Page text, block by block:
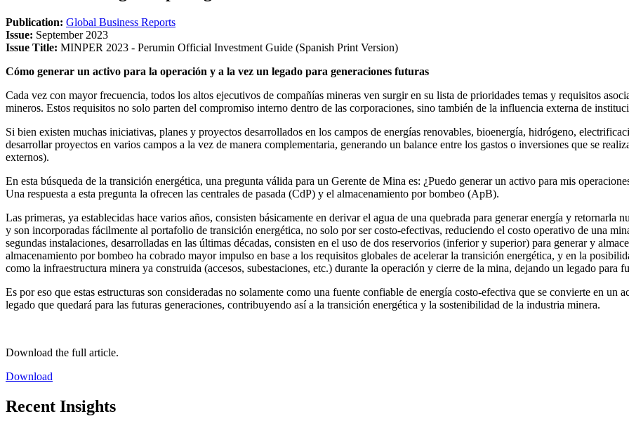
Publication: Global Business Reports
Issue: September 2023
Issue Title: MINPER 2023 - Perumin Official Investment Guide (Spanish Print Version)
Cómo generar un activo para la operación y a la vez un legado para generaciones futuras
Cada vez con mayor frecuencia, todos los altos ejecutivos de compañías mineras ven surgir en su lista de prioridades temas y requisitos
mineros. Estos requisitos no solo parten del compromiso interno dentro de las corporaciones, sino también de la influencia externa de
Si bien existen muchas iniciativas, planes y proyectos desarrollados en los campos de energías renovables, bioenergía, hidrógeno,
desarrollar proyectos en varios campos a la vez de manera complementaria, generando un balance entre los gastos o inversiones que se
externos).
En esta búsqueda de la transición energética, una pregunta válida para un Gerente de Mina es: ¿Puedo generar un activo para mis
Una respuesta a esta pregunta la ofrecen las centrales de pasada (CdP) y el almacenamiento por bombeo (ApB).
Las primeras, ya establecidas hace varios años, consisten básicamente en derivar el agua de una quebrada para generar energía y retornarla
y son incorporadas fácilmente al portafolio de transición energética, no solo por ser costo-efectivas, reduciendo el costo operativo de una
segundas instalaciones, desarrolladas en las últimas décadas, consisten en el uso de dos reservorios (inferior y superior) para generar y
almacenamiento por bombeo ha cobrado mayor impulso en base a los requisitos globales de acelerar la transición energética, y en la
como la infraestructura minera ya construida (accesos, subestaciones, etc.) durante la operación y cierre de la mina, dejando un legado para
Es por eso que estas estructuras son consideradas no solamente como una fuente confiable de energía costo-efectiva que se convierte en
legado que quedará para las futuras generaciones, contribuyendo así a la transición energética y la sostenibilidad de la industria minera.
Download the full article.
Download
Recent Insights